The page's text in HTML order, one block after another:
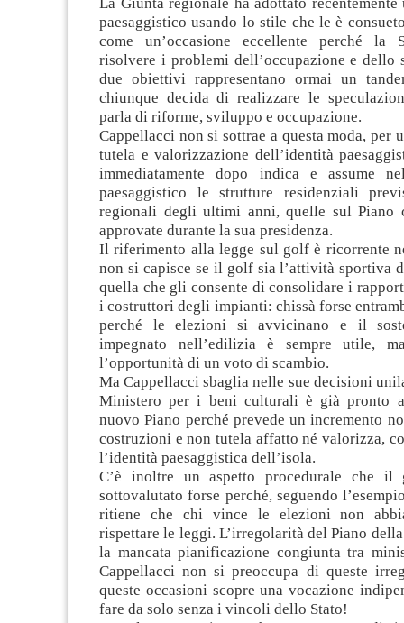
paesaggistico usando lo stile che le è
come un’occasione eccellente perché la
risolvere i problemi dell’occupazione e dello
due obiettivi rappresentano ormai un
chiunque decida di realizzare le
parla di riforme, sviluppo e occupazione.
Cappellacci non si sottrae a questa moda, per
tutela e valorizzazione dell’identità
immediatamente dopo indica e assume
paesaggistico le strutture residenziali
regionali degli ultimi anni, quelle sul Piano
approvate durante la sua presidenza.
Il riferimento alla legge sul golf è ricorrente
non si capisce se il golf sia l’attività sportiva
quella che gli consente di consolidare i
i costruttori degli impianti: chissà forse
perché le elezioni si avvicinano e il
impegnato nell’edilizia è sempre utile,
l’opportunità di un voto di scambio.
Ma Cappellacci sbaglia nelle sue decisioni
Ministero per i beni culturali è già pronto
nuovo Piano perché prevede un incremento
costruzioni e non tutela affatto né valorizza,
l’identità paesaggistica dell’isola.
C’è inoltre un aspetto procedurale che il
sottovalutato forse perché, seguendo
ritiene che chi vince le elezioni non
rispettare le leggi. L’irregolarità del Piano
la mancata pianificazione congiunta tra
Cappellacci non si preoccupa di queste
queste occasioni scopre una vocazione
fare da solo senza i vincoli dello Stato!